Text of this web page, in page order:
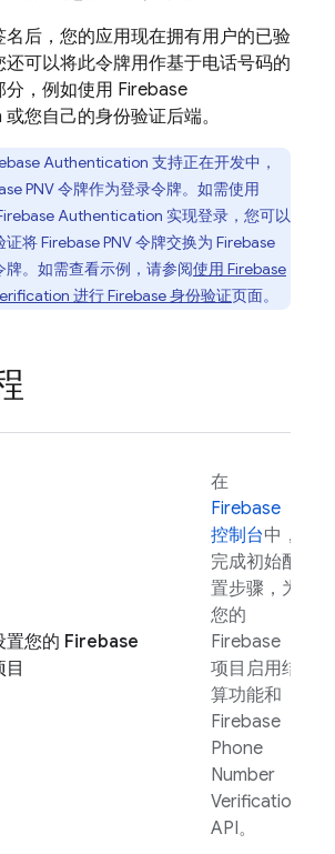
名后，您的应用现在拥有用户的已验
可以将此令牌用作基于电话号码的
分，例如使用 Firebase
或您自己的身份验证后端。
Authentication 支持正在开发中，
PNV令牌作为登录令牌。如需使用
Authentication 实现登录，您可以
证将Firebase PNV令牌交换为 Firebase
牌。如需查看示例，请参阅使用 Firebase
进行 Firebase 身份验证页面。
置您的 Firebase
目
在
Firebase
控制台中，
完成初始配
置步骤，为
您的
Firebase
项目启用结
算功能和
Firebase
Phone
Number
Verification
API。